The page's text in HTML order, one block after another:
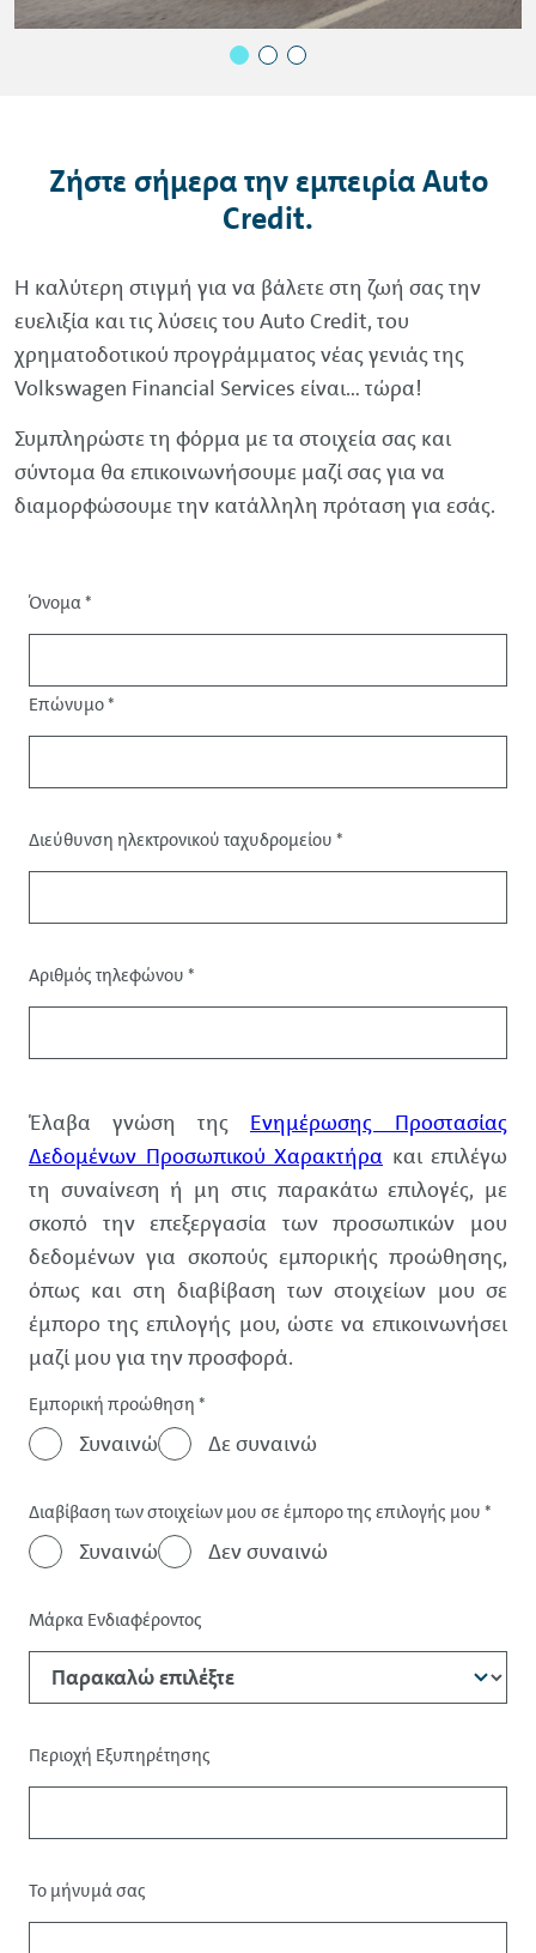
Ζήστε σήµερα την εµπειρίαAuto
Credit.
H καλύτερη στιγµή για να βάλετε στη ζωή σας την
ευελιξία και τις λύσεις του Αuto Credit, του
χρηµατοδοτικού προγράµµατος νέας γενιάς της
Volkswagen Financial Services είναι… τώρα!
Συµπληρώστε τη φόρµα µε τα στοιχεία σας και
σύντοµα θα επικοινωνήσουµε µαζί σας για να
διαµορφώσουµε την κατάλληλη πρόταση για εσάς.
Προσφώνηση
Όνομα*
Επώνυμο*
Στοιχεία
επικοινωνίας
Διεύθυνση ηλεκτρονικού ταχυδρομείου *
Αριθμός τηλεφώνου *
Δεδομένα
Έλαβα γνώση της Ενημέρωσης Προστασίας
Δεδομένων Προσωπικού Χαρακτήρα και επιλέγω
τη συναίνεση ή μη στις παρακάτω επιλογές, με
σκοπό την επεξεργασία των προσωπικών μου
δεδομένων για σκοπούς εμπορικής προώθησης,
όπως και στη διαβίβαση των στοιχείων μου σε
έμπορο της επιλογής μου, ώστε να επικοινωνήσει
μαζί μου για την προσφορά.
Εμπορική προώθηση *
Συναινώ Δε συναινώ
Διαβίβαση των στοιχείων μου σε έμπορο της επιλογής μου *
Συναινώ Δεν συναινώ
Μάρκα Ενδιαφέροντος
Περιοχή Εξυπηρέτησης
Το μήνυμά σας